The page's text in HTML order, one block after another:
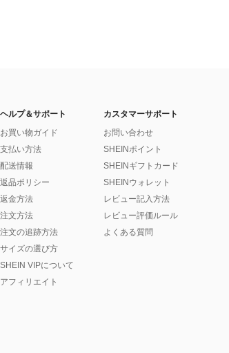
ヘルプ＆サポート
お買い物ガイド
支払い方法
配送情報
返品ポリシー
返金方法
注文方法
注文の追跡方法
サイズの選び方
SHEIN VIPについて
アフィリエイト
カスタマーサポート
お問い合わせ
SHEINポイント
SHEINギフトカード
SHEINウォレット
レビュー記入方法
レビュー評価ルール
よくある質問